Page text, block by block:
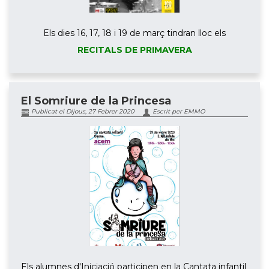
Els dies 16, 17, 18 i 19 de març tindran lloc els
RECITALS DE PRIMAVERA
El Somriure de la Princesa
Publicat el Dijous, 27 Febrer 2020 Escrit per EMMO